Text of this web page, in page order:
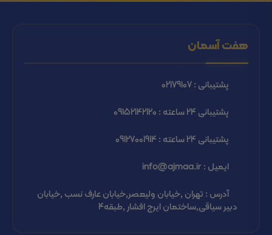
هفت آسمان
پشتیبانی : 02179107
پشتیبانی 24 ساعته : 09152142120
پشتیبانی 24 ساعته : 09127001914
ایمیل : info@ajmaa.ir
آدرس : تهران ,خیابان ولیعصر,خیابان عارف نسب ,خیابان
دبیر سیاقی,ساختمان ایرج افشار ,طبقه4